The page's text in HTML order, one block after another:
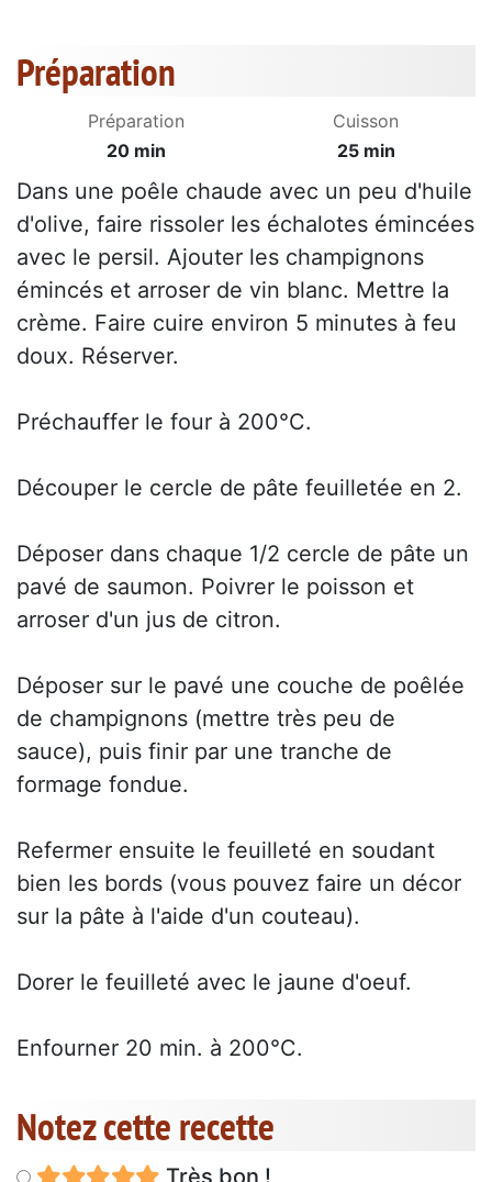
Préparation
Préparation
20 min
Cuisson
25 min
Dans une poêle chaude avec un peu d'huile
d'olive, faire rissoler les échalotes émincées
avec le persil. Ajouter les champignons
émincés et arroser de vin blanc. Mettre la
crème. Faire cuire environ 5 minutes à feu
doux. Réserver.
Préchauffer le four à 200°C.
Découper le cercle de pâte feuilletée en 2.
Déposer dans chaque 1/2 cercle de pâte un
pavé de saumon. Poivrer le poisson et
arroser d'un jus de citron.
Déposer sur le pavé une couche de poêlée
de champignons (mettre très peu de
sauce), puis finir par une tranche de
formage fondue.
Refermer ensuite le feuilleté en soudant
bien les bords (vous pouvez faire un décor
sur la pâte à l'aide d'un couteau).
Dorer le feuilleté avec le jaune d'oeuf.
Enfourner 20 min. à 200°C.
Notez cette recette